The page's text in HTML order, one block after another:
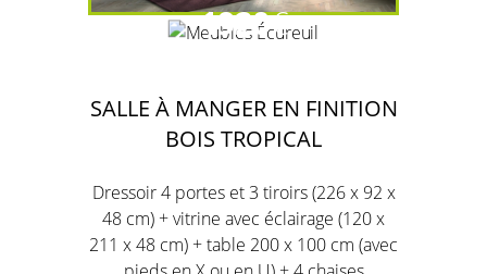
1920€
SALLE À MANGER EN FINITION
BOIS TROPICAL
Dressoir 4 portes et 3 tiroirs (226 x 92 x
48 cm) + vitrine avec éclairage (120 x
211 x 48 cm) + table 200 x 100 cm (avec